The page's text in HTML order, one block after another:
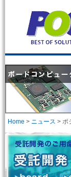
Home > ニュース > ポ